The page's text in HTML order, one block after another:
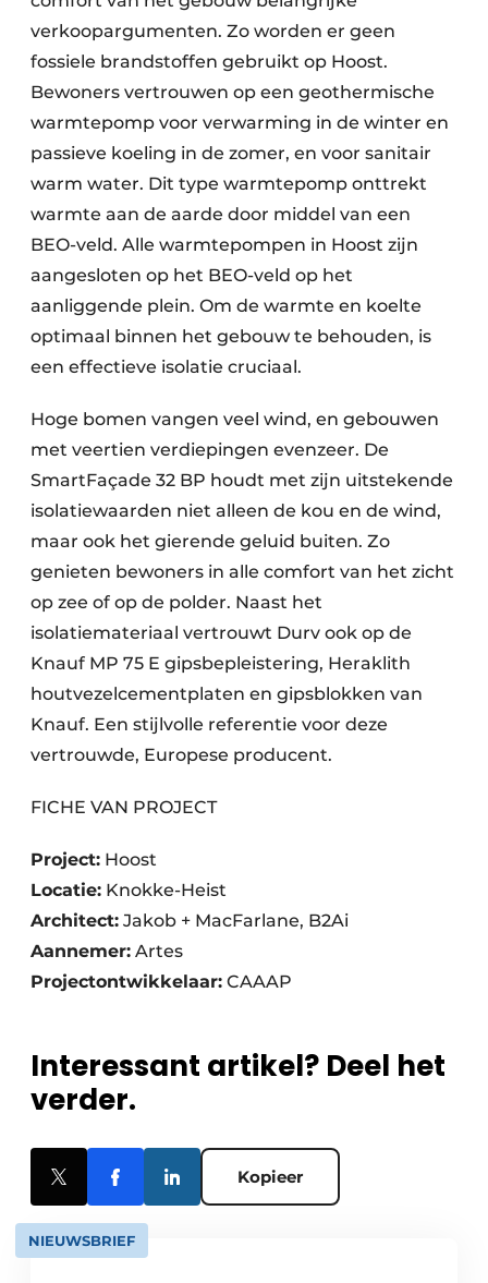
verkoopargumenten. Zo worden er geen
fossiele brandstoffen gebruikt op Hoost.
Bewoners vertrouwen op een geothermische
warmtepomp voor verwarming in de winter en
passieve koeling in de zomer, en voor sanitair
warm water. Dit type warmtepomp onttrekt
warmte aan de aarde door middel van een
BEO-veld. Alle warmtepompen in Hoost zijn
aangesloten op het BEO-veld op het
aanliggende plein. Om de warmte en koelte
optimaal binnen het gebouw te behouden, is
een effectieve isolatie cruciaal.
Hoge bomen vangen veel wind, en gebouwen
met veertien verdiepingen evenzeer. De
SmartFaçade 32 BP houdt met zijn uitstekende
isolatiewaarden niet alleen de kou en de wind,
maar ook het gierende geluid buiten. Zo
genieten bewoners in alle comfort van het zicht
op zee of op de polder. Naast het
isolatiemateriaal vertrouwt Durv ook op de
Knauf MP 75 E gipsbepleistering, Heraklith
houtvezelcementplaten en gipsblokken van
Knauf. Een stijlvolle referentie voor deze
vertrouwde, Europese producent.
FICHE VAN PROJECT
Project: Hoost
Locatie: Knokke-Heist
Architect: Jakob + MacFarlane, B2Ai
Aannemer: Artes
Projectontwikkelaar: CAAAP
Interessant artikel? Deel het
verder.
Kopieer
NIEUWSBRIEF